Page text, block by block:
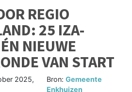
REGIO
25 IZA-
NIEUWE
VAN START
2025,
Bron: Gemeente
Enkhuizen